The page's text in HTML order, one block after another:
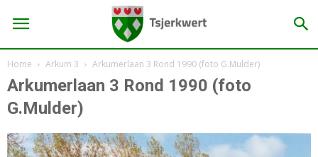
Home Arkum 3 Arkumerlaan 3 Rond 1990 (foto G.Mulder)
Arkumerlaan 3 Rond 1990 (foto
G.Mulder)